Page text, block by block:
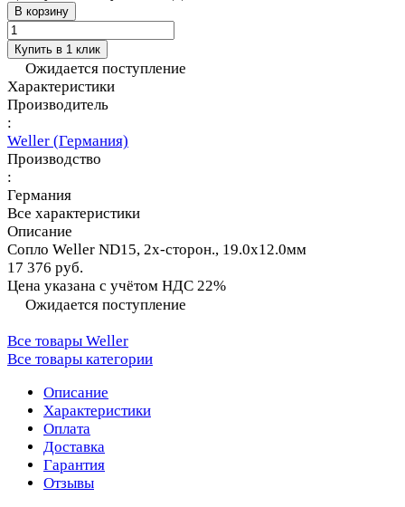
В корзину
Купить в 1 клик
Ожидается поступление
Характеристики
Производитель
:
Weller (Германия)
Производство
:
Германия
Все характеристики
Описание
Сопло Weller ND15, 2х-сторон., 19.0х12.0мм
17 376 руб.
Цена указана с учётом НДС 22%
Ожидается поступление
Все товары Weller
Все товары категории
Описание
Характеристики
Оплата
Доставка
Гарантия
Отзывы